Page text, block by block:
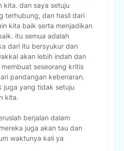
kita. dan saya setuju
terhubung, dan hasil dari
kita baik serta menjadikan
itu semua adalah
dari itu bersyukur dan
akan lebih indah dan
seseorang kritis
pandangan kebenaran.
juga yang tidak setuju
kita.
berjalan dalam
juga akan tau dan
waktunya kali ya